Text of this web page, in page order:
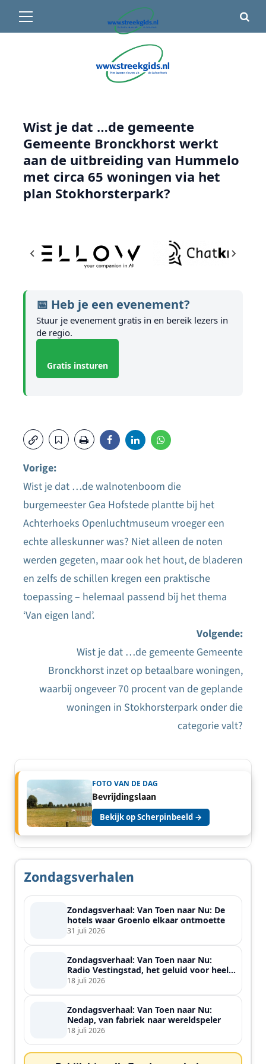
12°C• Vandaag 11° / 30°
menu
Wist je dat …de gemeente
Gemeente Bronckhorst werkt
aan de uitbreiding van Hummelo
met circa 65 woningen via het
plan Stokhorsterpark?
📅 Heb je een evenement?
Stuur je evenement gratis in en bereik lezers in
de regio.
Gratis insturen
Bericht
navigatie
Vorige:
Wist je dat …de walnotenboom die
burgemeester Gea Hofstede plantte bij het
Achterhoeks Openluchtmuseum vroeger een
echte alleskunner was? Niet alleen de noten
werden gegeten, maar ook het hout, de bladeren
en zelfs de schillen kregen een praktische
toepassing – helemaal passend bij het thema
‘Van eigen land’.
Volgende:
Wist je dat …de gemeente Gemeente
Bronckhorst inzet op betaalbare woningen,
waarbij ongeveer 70 procent van de geplande
woningen in Stokhorsterpark onder die
categorie valt?
FOTO VAN DE DAG
Bevrijdingslaan
Bekijk op Scherpinbeeld →
Zondagsverhalen
Zondagsverhaal: Van Toen naar Nu: De
hotels waar Groenlo elkaar ontmoette
31 juli 2026
Zondagsverhaal: Van Toen naar Nu:
Radio Vestingstad, het geluid voor heel
de streek
18 juli 2026
Zondagsverhaal: Van Toen naar Nu:
Nedap, van fabriek naar wereldspeler
18 juli 2026